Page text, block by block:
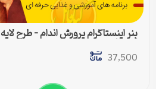
بنر اینستاگرام پرورش اندام – طرح
اینستا
37,500